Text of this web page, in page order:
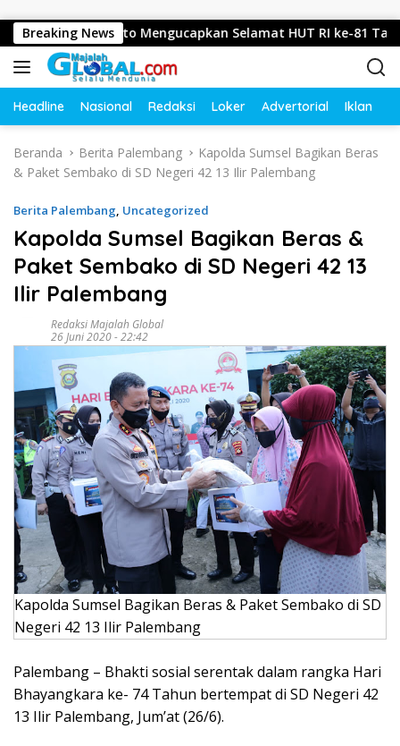
Breaking News
Mojokerto Mengucapkan Selamat HUT RI ke-81 Tahun
Headline Nasional Redaksi Loker Advertorial Iklan
Beranda Berita Palembang
Kapolda Sumsel Bagikan Beras
& Paket Sembako di SD Negeri 42 13 Ilir Palembang
Berita Palembang, Uncategorized
Kapolda Sumsel Bagikan Beras &
Paket Sembako di SD Negeri 42 13
Ilir Palembang
Redaksi Majalah Global
26 Juni 2020 - 22:42
Kapolda Sumsel Bagikan Beras & Paket Sembako di SD
Negeri 42 13 Ilir Palembang
Palembang – Bhakti sosial serentak dalam rangka Hari
Bhayangkara ke- 74 Tahun bertempat di SD Negeri 42
13 Ilir Palembang, Jum’at (26/6).